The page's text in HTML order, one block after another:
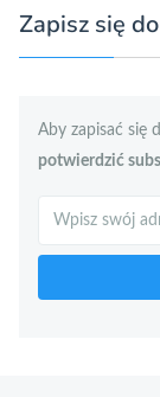
Zapisz się
Aby zapisać się
potwierdzić